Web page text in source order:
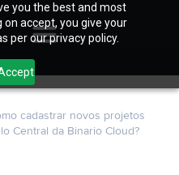
you the best and most
accept, you give your
per our privacy policy.
cadastrar novos projetos
Central da Binario Cloud?